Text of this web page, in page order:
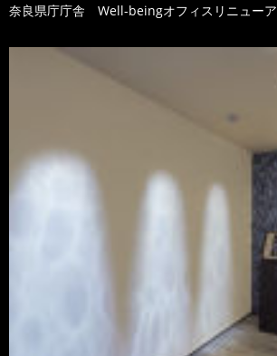
奈良県庁庁舎 Well-beingオフィスリニュー